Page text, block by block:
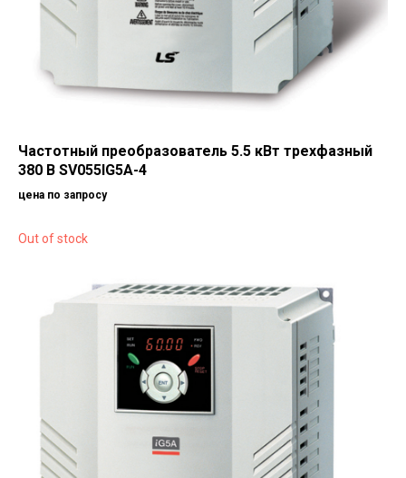
Частотный преобразователь 5.5 кВт трехфазный
380 В SV055IG5A-4
цена по запросу
Out of stock